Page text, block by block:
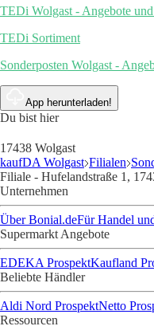
TEDi Wolgast - Angebote
TEDi Sortiment
Sonderposten Wolgast -
App herunterladen!
Du bist hier
17438 Wolgast
kaufDA Wolgast Filialen
Filiale - Hufelandstraße 1,
Unternehmen
Über Bonial.deFür Handel
Supermarkt Angebote
EDEKA ProspektKaufland
Beliebte Händler
Aldi Nord ProspektNetto
Ressourcen